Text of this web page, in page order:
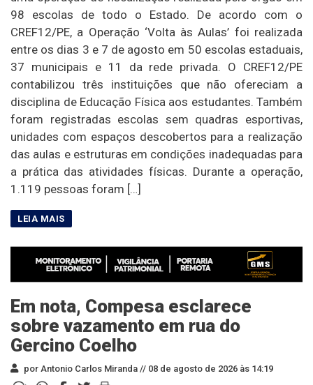
98 escolas de todo o Estado. De acordo com o
CREF12/PE, a Operação ‘Volta às Aulas’ foi realizada
entre os dias 3 e 7 de agosto em 50 escolas estaduais,
37 municipais e 11 da rede privada. O CREF12/PE
contabilizou três instituições que não ofereciam a
disciplina de Educação Física aos estudantes. Também
foram registradas escolas sem quadras esportivas,
unidades com espaços descobertos para a realização
das aulas e estruturas em condições inadequadas para
a prática das atividades físicas. Durante a operação,
1.119 pessoas foram […]
Em nota, Compesa esclarece
sobre vazamento em rua do
Gercino Coelho
por Antonio Carlos Miranda // 08 de agosto de 2026 às 14:19